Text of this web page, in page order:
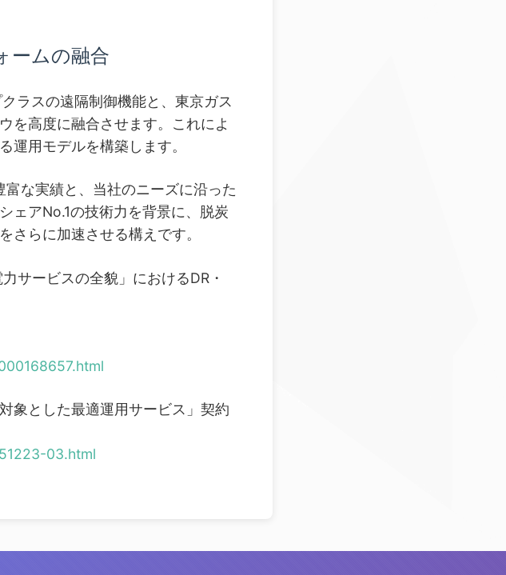
ームの融合
ラスの遠隔制御機能と、東京ガス
を高度に融合させます。これによ
運用モデルを構築します。
な実績と、当社のニーズに沿った
ェアNo.1の技術力を背景に、脱炭
さらに加速させる構えです。
サービスの全貌」におけるDR・
象とした最適運用サービス」契約
03.html